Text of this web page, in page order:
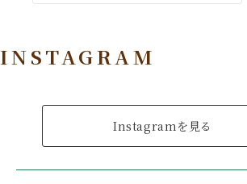
INSTAGRAM
Instagramを見る